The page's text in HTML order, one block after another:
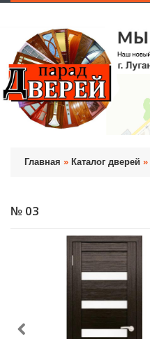
Главная » Каталог дверей »
№ 03